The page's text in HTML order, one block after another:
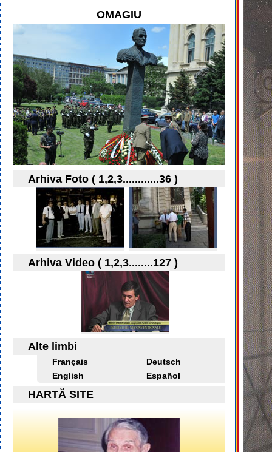
OMAGIU
Arhiva Foto ( 1,2,3............36 )
Arhiva Video ( 1,2,3........127 )
Alte limbi
Français
Deutsch
English
Español
HARTĂ SITE